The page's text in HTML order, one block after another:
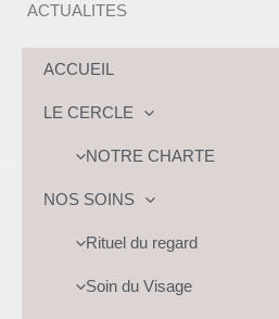
ACTUALITES
ACCUEIL
LE CERCLE
NOTRE CHARTE
NOS SOINS
Rituel du regard
Soin du Visage